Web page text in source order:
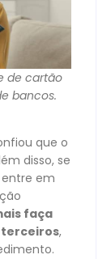
de cartão
bancos.
que o
disso, se
em
faça
,